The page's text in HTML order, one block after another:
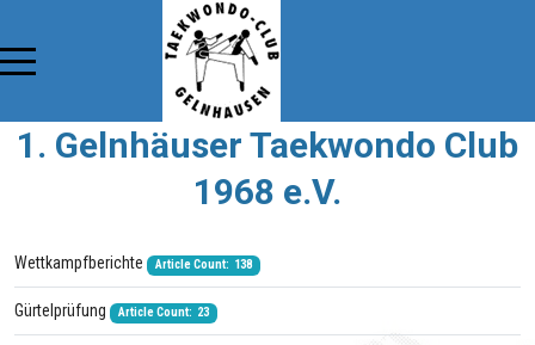
1. Gelnhäuser Taekwondo Club
1968 e.V.
Wettkampfberichte Article Count: 138
Gürtelprüfung Article Count: 23